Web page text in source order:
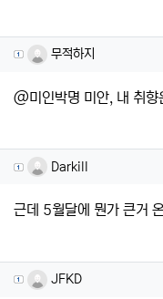
무적하지님의
무적하지
@미인박명 미안, 내 취
Darkill님의 댓
Darkill
근데 5월달에 뭔가 큰거
JFKD님의 댓글
JFKD